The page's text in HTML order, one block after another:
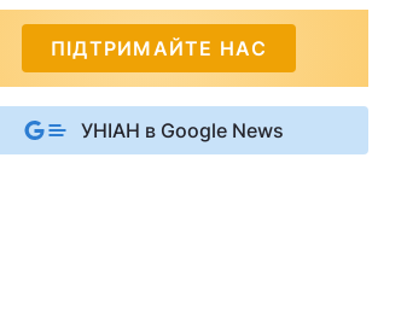
ПІДТРИМАЙТЕ НАС
УНІАН в Google News